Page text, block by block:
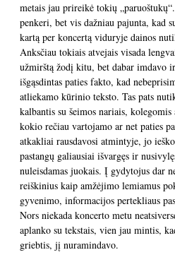
metais jau prireikė tokių
penkeri, bet vis dažniau pajunta, kad
kartą per koncertą viduryje dainos
Anksčiau tokiais atvejais visada
užmirštą žodį kitu, bet dabar imdavo
išgąsdintas paties fakto, kad
atliekamo kūrinio teksto. Tas pats
kalbantis su šeimos nariais,
kokio rečiau vartojamo ar net paties
atkakliai rausdavosi atmintyje, jo
pastangų galiausiai išvargęs ir
nuleisdamas juokais. Į gydytojus dar
reiškinius kaip amžėjimo lemiamus
gyvenimo, informacijos pertekliaus
Nors niekada koncerto metu
aplanko su tekstais, vien jau mintis,
griebtis, jį nuramindavo.